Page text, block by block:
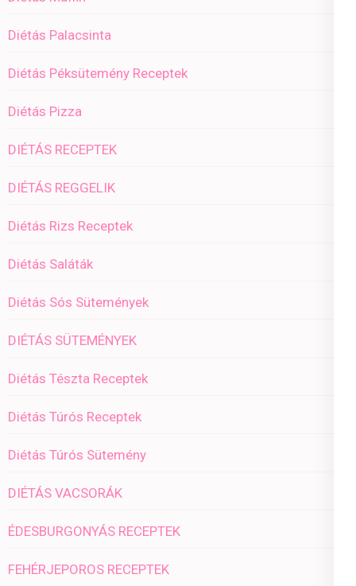
Diétás Palacsinta
Diétás Péksütemény Receptek
Diétás Pizza
DIÉTÁS RECEPTEK
DIÉTÁS REGGELIK
Diétás Rizs Receptek
Diétás Saláták
Diétás Sós Sütemények
DIÉTÁS SÜTEMÉNYEK
Diétás Tészta Receptek
Diétás Túrós Receptek
Diétás Túrós Sütemény
DIÉTÁS VACSORÁK
ÉDESBURGONYÁS RECEPTEK
FEHÉRJEPOROS RECEPTEK